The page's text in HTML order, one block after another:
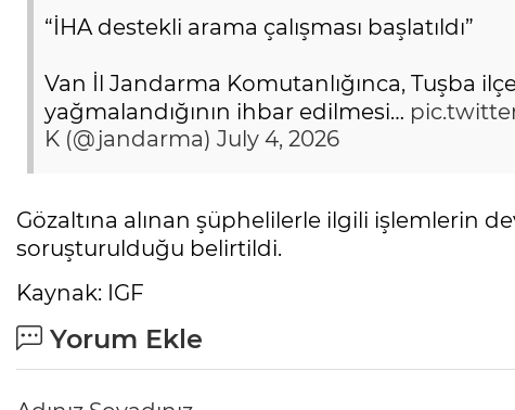
“İHA destekli arama çalışması başlatıldı”
Van İl Jandarma Komutanlığınca, Tuşba
yağmalandığının ihbar edilmesi…
K (@jandarma) July 4, 2026
Gözaltına alınan şüphelilerle ilgili işlemlerin
soruşturulduğu belirtildi.
Kaynak: IGF
Yorum Ekle